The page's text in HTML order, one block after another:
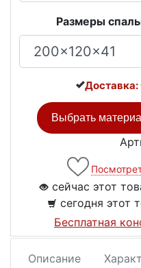
Размеры
Доставка:
Выбрать
сейчас этот
сегодня этот
Бесплатная
Описание